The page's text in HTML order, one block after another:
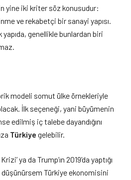
yine iki kriter söz konusudur:
ve rekabetçi bir sanayi yapısı.
yapıda, genellikle bunlardan biri
modeli somut ülke örnekleriyle
İlk seçeneği, yani büyümenin
edilmiş iç talebe dayandığını
Türkiye gelebilir.
ya da Trump’ın 2019’da yaptığı
düşünürsem Türkiye ekonomisini